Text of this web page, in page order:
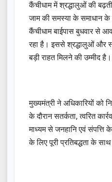
कैंचीधाम में श्रद्धालुओं की
जाम की समस्या के समाधान के
कैंचीधाम बाईपास बुधवार से
रहा है। इससे श्रद्धालुओं और
बड़ी राहत मिलने की उम्मीद है।
मुख्यमंत्री ने अधिकारियों को
के दौरान सतर्कता, त्वरित
माध्यम से जनहानि एवं
के लिए पूरी प्रतिबद्धता के साथ